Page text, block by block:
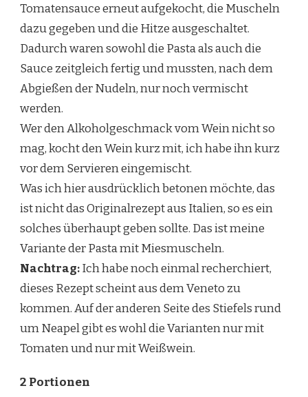
Tomatensauce erneut aufgekocht, die Muscheln
dazu gegeben und die Hitze ausgeschaltet.
Dadurch waren sowohl die Pasta als auch die
Sauce zeitgleich fertig und mussten, nach dem
Abgießen der Nudeln, nur noch vermischt
werden.
Wer den Alkoholgeschmack vom Wein nicht so
mag, kocht den Wein kurz mit, ich habe ihn kurz
vor dem Servieren eingemischt.
Was ich hier ausdrücklich betonen möchte, das
ist nicht das Originalrezept aus Italien, so es ein
solches überhaupt geben sollte. Das ist meine
Variante der Pasta mit Miesmuscheln.
Nachtrag:Ich habe noch einmal recherchiert,
dieses Rezept scheint aus dem Veneto zu
kommen. Auf der anderen Seite des Stiefels rund
um Neapel gibt es wohl die Varianten nur mit
Tomaten und nur mit Weißwein.
2 Portionen